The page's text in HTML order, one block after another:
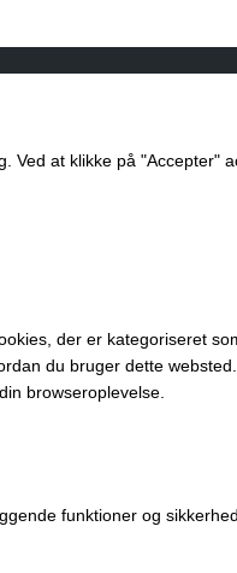
at klikke på "Accepter"
der er kategoriseret
du bruger dette
browseroplevelse.
funktioner og